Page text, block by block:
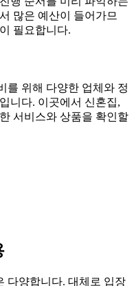
많은 예산이 들어가므
필요합니다.
를 위해 다양한 업체와 정
니다. 이곳에서 신혼집,
서비스와 상품을 확인할
다양합니다. 대체로 입장